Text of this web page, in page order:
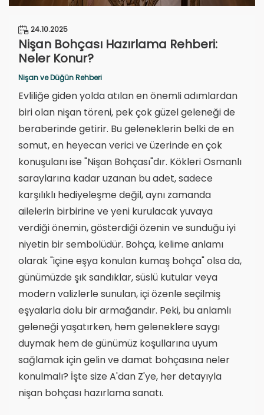
24.10.2025
Nişan Bohçası Hazırlama Rehberi:
Neler Konur?
Nişan ve Düğün Rehberi
Evliliğe giden yolda atılan en önemli adımlardan
biri olan nişan töreni, pek çok güzel geleneği de
beraberinde getirir. Bu geleneklerin belki de en
somut, en heyecan verici ve üzerinde en çok
konuşulanı ise "Nişan Bohçası"dır. Kökleri Osmanlı
saraylarına kadar uzanan bu adet, sadece
karşılıklı hediyeleşme değil, aynı zamanda
ailelerin birbirine ve yeni kurulacak yuvaya
verdiği önemin, gösterdiği özenin ve sunduğu iyi
niyetin bir sembolüdür. Bohça, kelime anlamı
olarak "içine eşya konulan kumaş bohça" olsa da,
günümüzde şık sandıklar, süslü kutular veya
modern valizlerle sunulan, içi özenle seçilmiş
eşyalarla dolu bir armağandır. Peki, bu anlamlı
geleneği yaşatırken, hem geleneklere saygı
duymak hem de günümüz koşullarına uyum
sağlamak için gelin ve damat bohçasına neler
konulmalı? İşte size A'dan Z'ye, her detayıyla
nişan bohçası hazırlama sanatı.